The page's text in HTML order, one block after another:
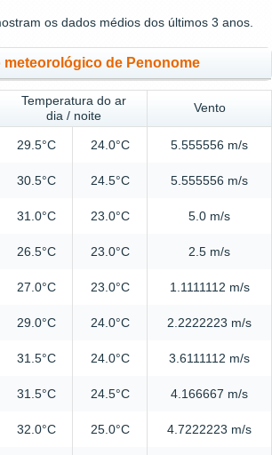
os dados médios dos últimos 3 anos.
de Penonome
Temperatura do ar
dia / noite
Vento
29.5°C 24.0°C 5.555556 m/s
30.5°C 24.5°C 5.555556 m/s
31.0°C 23.0°C 5.0 m/s
26.5°C 23.0°C 2.5 m/s
27.0°C 23.0°C 1.1111112 m/s
29.0°C 24.0°C 2.2222223 m/s
31.5°C 24.0°C 3.6111112 m/s
31.5°C 24.5°C 4.166667 m/s
32.0°C 25.0°C 4.7222223 m/s